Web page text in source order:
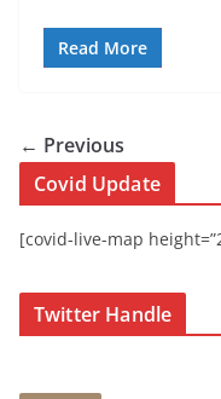
Read More
← Previous
Covid Update
[covid-live-map
Twitter Handle